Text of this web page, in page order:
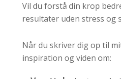
Vil du forstå din krop
resultater uden stress og
Når du skriver dig op til
inspiration og viden om: